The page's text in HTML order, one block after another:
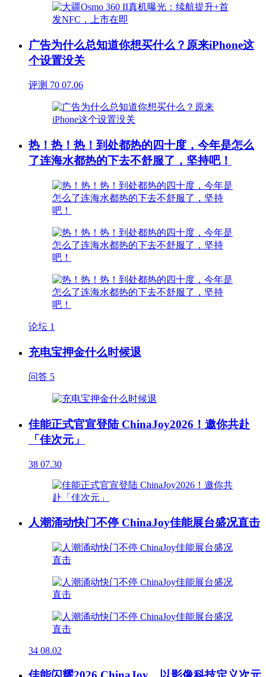
广告为什么总知道你想买什么？原来iPhone这
个设置没关
评测 70 07.06
热！热！热！到处都热的四十度，今年是怎么
了连海水都热的下去不舒服了，坚持吧！
论坛 1
充电宝押金什么时候退
问答 5
佳能正式官宣登陆 ChinaJoy2026！邀你共赴
「佳次元」
38 07.30
人潮涌动快门不停 ChinaJoy佳能展台盛况直击
34 08.02